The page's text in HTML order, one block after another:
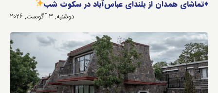
♦️تماشای همدان از بلندای عباس‌آباد در سکوت شب
دوشنبه, 3 آگوست, 2026